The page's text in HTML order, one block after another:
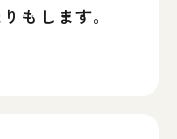
もします。